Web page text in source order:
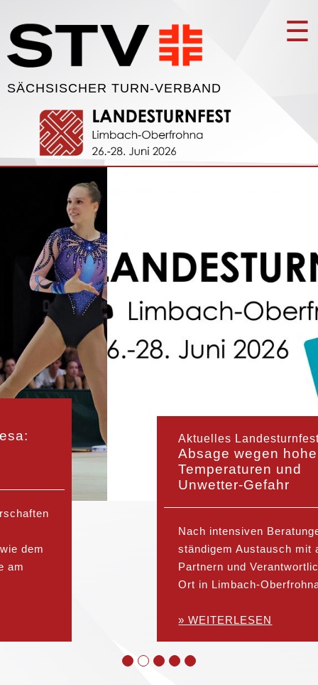
SÄCHSISCHER TURN-VERBAND
☰
Aktuelles Landesturnfest 2026
Absage wegen hoher
Temperaturen und
Unwetter-Gefahr
Nach intensiven Beratungen und in
ständigem Austausch mit allen
Partnern und Verantwortlichen vor
Ort in Limbach-Oberfrohna hat d...